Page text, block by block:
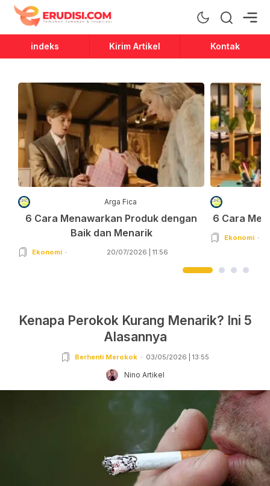
Erudisi
Temukan Jawaban dan Inspirasi
indeks Kirim Artikel Kontak
Arga Fica
6 Cara Menawarkan Produk dengan
Baik dan Menarik
Ekonomi 20/07/2026 | 11:56
6 Cara
Ekonomi
Kenapa Perokok Kurang Menarik? Ini 5
Alasannya
Berhenti Merokok 03/05/2026 | 13:55
Nino Artikel